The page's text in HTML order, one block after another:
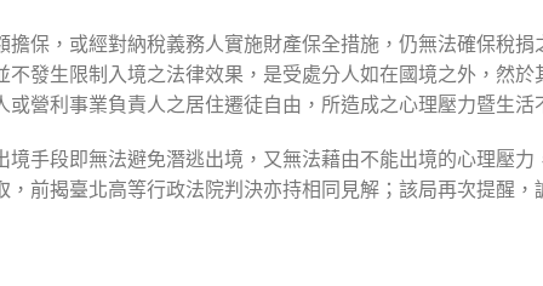
保，或經對納稅義務人實施財產保全措施，仍無法確保稅
發生限制入境之法律效果，是受處分人如在國境之外，然
營利事業負責人之居住遷徒自由，所造成之心理壓力暨生活
手段即無法避免潛逃出境，又無法藉由不能出境的心理壓
前揭臺北高等行政法院判決亦持相同見解；該局再次提醒